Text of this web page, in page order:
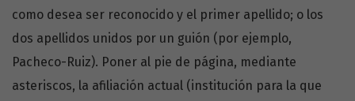
como desea ser reconocido y el primer apellido; o los
dos apellidos unidos por un guión (por ejemplo,
Pacheco-Ruiz). Poner al pie de página, mediante
asteriscos, la afiliación actual (institución para la que